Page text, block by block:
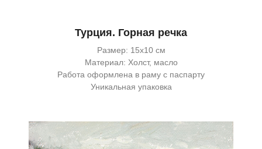
Турция. Горная речка
Размер: 15х10 см
Материал: Холст, масло
Работа оформлена в раму с паспарту
Уникальная упаковка